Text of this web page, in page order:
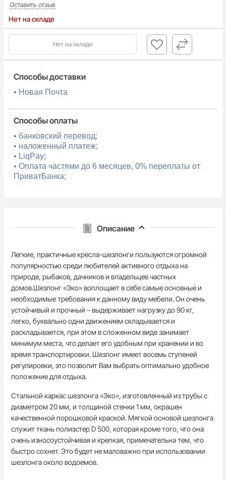
Оставить отзыв
Нет на складе
Нет на складе
Способы доставки
• Новая Почта
Способы оплаты
• банковский перевод;
• наложенный платеж;
• LiqPay;
• Оплата частями до 6 месяцев, 0% переплаты от
ПриватБанка;
Описание
Легкие, практичные кресла-шезлонги пользуются огромной
популярностью среди любителей активного отдыха на
природе, рыбаков, дачников и владельцев частных
домов.Шезлонг «Эко» воплощает в себе самые основные и
необходимые требования к данному виду мебели. Он очень
устойчивый и прочный – выдерживает нагрузку до 90 кг,
легко, буквально одни движением складывается и
раскладывается, при этом в сложенном виде занимает
минимум места, что делает его удобным при хранении и во
время транспортировки. Шезлонг имеет восемь ступеней
регулировки, это позволит Вам выбрать оптимально удобное
положение для отдыха.
Стальной каркас шезлонга «Эко», изготовленный из трубы с
диаметром 20 мм, и толщиной стенки 1 мм, окрашен
качественной порошковой краской. Мягкой основой шезлонга
служит ткань полиэстер D 500, которая кроме того, что она
очень износоустойчивая и крепкая, примечательна тем, что
быстро сохнет. Это будет не маловажно при использовании
шезлонга около водоемов.